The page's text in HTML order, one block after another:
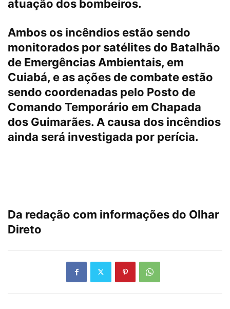
atuação dos bombeiros.
Ambos os incêndios estão sendo
monitorados por satélites do Batalhão
de Emergências Ambientais, em
Cuiabá, e as ações de combate estão
sendo coordenadas pelo Posto de
Comando Temporário em Chapada
dos Guimarães. A causa dos incêndios
ainda será investigada por perícia.
Da redação com informações do Olhar
Direto